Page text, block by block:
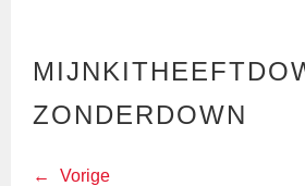
ZONDERDOWN
Vorige